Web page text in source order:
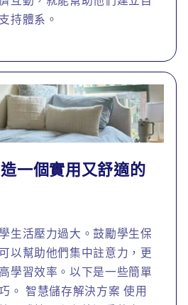
持體系。
一個實用又舒適的
生活壓力過大。鼓勵學生保
以幫助他們集中註意力，更
學習效率。以下是一些簡單
。 智慧儲存解決方案 使用